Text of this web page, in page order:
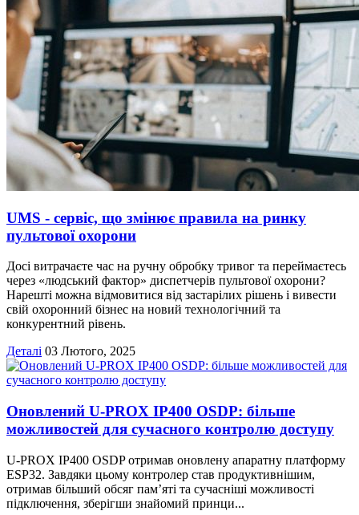
UMS - сервіс, що змінює правила на ринку
пультової охорони
Досі витрачаєте час на ручну обробку тривог та переймаєтесь
через «людський фактор» диспетчерів пультової охорони?
Нарешті можна відмовитися від застарілих рішень і вивести
свій охоронний бізнес на новий технологічний та
конкурентний рівень.
Деталі 03 Лютого, 2025
Оновлений U-PROX IP400 OSDP: більше
можливостей для сучасного контролю доступу
U-PROX IP400 OSDP отримав оновлену апаратну платформу
ESP32. Завдяки цьому контролер став продуктивнішим,
отримав більший обсяг пам’яті та сучасніші можливості
підключення, зберігши знайомий принци...